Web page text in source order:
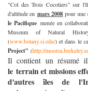
"Col des Trois Cocotiers" sur
d'altitude en mars 2008 pour une
le Pacifique menée en
Museum of Natural
(www.botany.si.edu/) et dans le
Project" (http://
Il contient un résumé
le terrain et missions
d'autres îles de